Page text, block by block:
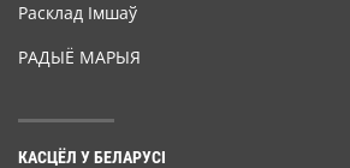
Расклад Імшаў
РАДЫЁ МАРЫЯ
КАСЦЁЛ У БЕЛАРУСІ